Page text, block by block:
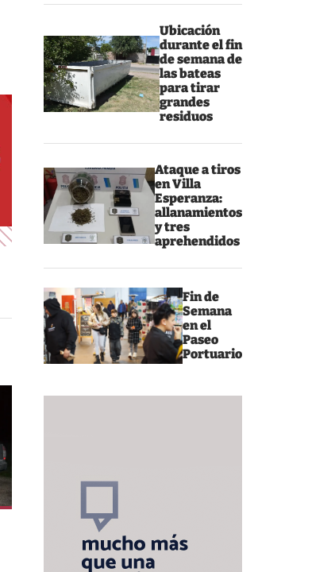
Ubicación
durante el fin
de semana de
las bateas
para tirar
grandes
residuos
Ataque a tiros
en Villa
Esperanza:
allanamientos
y tres
aprehendidos
Fin de
Semana
en el
Paseo
Portuario